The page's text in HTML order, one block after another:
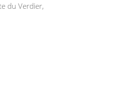
du Verdier,